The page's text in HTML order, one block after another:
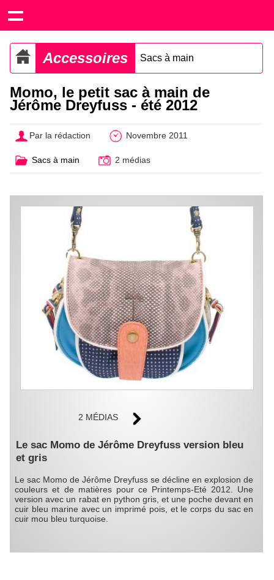
Accessoires Sacs à main
Momo, le petit sac à main de
Jérôme Dreyfuss - été 2012
Par la rédaction Novembre 2011
Sacs à main 2 médias
2 MÉDIAS
Le sac Momo de Jérôme Dreyfuss version bleu
et gris
Le sac Momo de Jérôme Dreyfuss se décline en explosion de
couleurs et de matières pour ce Printemps-Eté 2012. Une
version avec un rabat en python gris, et une poche devant en
cuir bleu marine avec un imprimé pois, et le corps du sac en
cuir mou bleu turquoise.